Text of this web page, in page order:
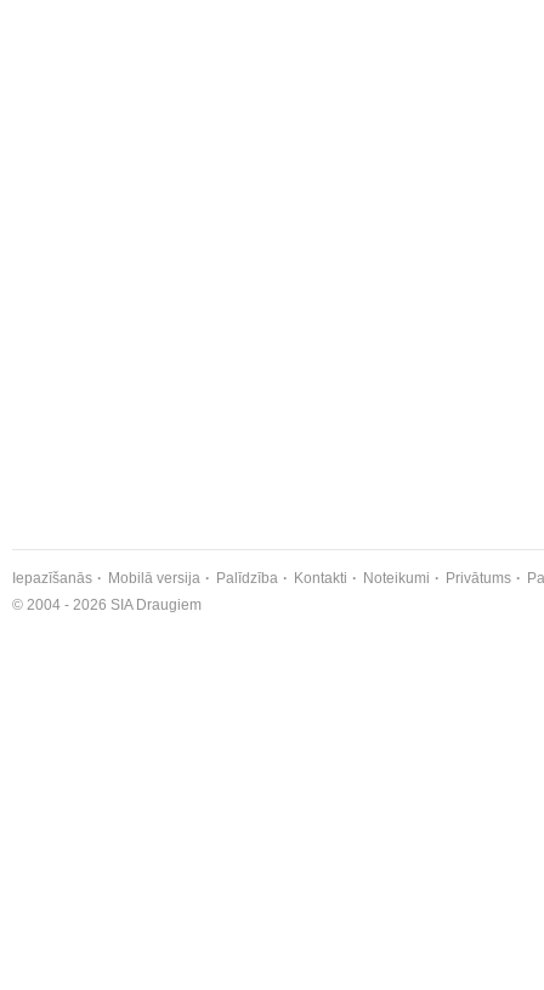
Iepazīšanās Mobilā versija Palīdzība Kontakti Noteikumi Privātums
© 2004 - 2026 SIA Draugiem